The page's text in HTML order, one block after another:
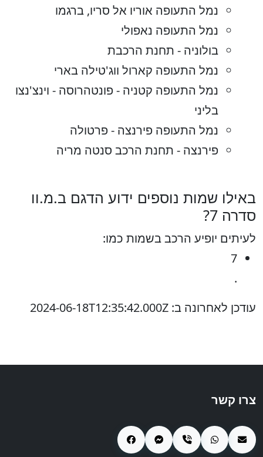
נמל התעופה אוריו אל סריו, ברגמו
נמל התעופה נאפולי
בולוניה - תחנת הרכבת
נמל התעופה קארול ווג'טילה בארי
נמל התעופה קטניה - פונטהרוסה - וינצ'נצו
בליני
נמל התעופה פירנצה - פרטולה
פירנצה - תחנת הרכב סנטה מריה
באילו שמות נוספים ידוע הדגם ב.מ.וו
סדרה 7?
לעיתים יופיע הרכב בשמות כמו:
7
.
עודכן לאחרונה ב: 2024-06-18T12:35:42.000Z
צרו קשר